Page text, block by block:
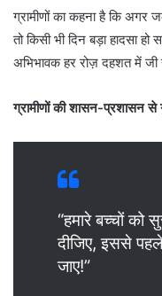
ग्रामीणों का कहना है कि अगर
तो किसी भी दिन बड़ा हादसा
अभिभावक हर रोज़ दहशत में जी
ग्रामीणों की शासन-प्रशासन से
“हमारे बच्चों को
दीजिए, इससे
जाए!”